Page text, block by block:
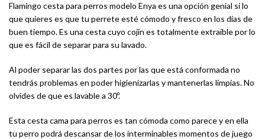
Flamingo cesta para perros modelo Enya es una opción genial si lo
que quieres es que tu perrete esté cómodo y fresco en los días de
buen tiempo. Es una cesta cuyo cojín es totalmente extraíble por lo
que es fácil de separar para su lavado.
Al poder separar las dos partes por las que está conformada no
tendrás problemas en poder higienizarlas y mantenerlas limpias. No
olvides de que es lavable a 30º.
Esta cesta cama para perros es tan cómoda como parece y en ella
tu perro podrá descansar de los interminables momentos de juego